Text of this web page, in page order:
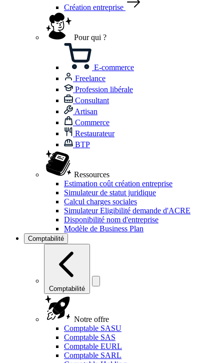
Création entreprise
Pour qui ?
E-commerce
Freelance
Profession libérale
Consultant
Artisan
Commerce
Restaurateur
BTP
Ressources
Estimation coût création entreprise
Simulateur de statut juridique
Calcul charges sociales
Simulateur Eligibilité demande d'ACRE
Disponibilité nom d'entreprise
Modèle de Business Plan
Comptabilité
Comptabilité
Notre offre
Comptable SASU
Comptable SAS
Comptable EURL
Comptable SARL